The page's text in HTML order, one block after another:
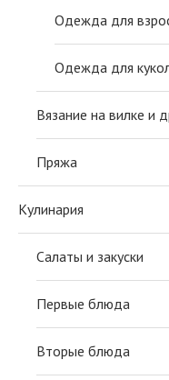
Одежда для
Одежда для
Вязание на вилке и
Пряжа
Кулинария
Салаты и закуски
Первые блюда
Вторые блюда